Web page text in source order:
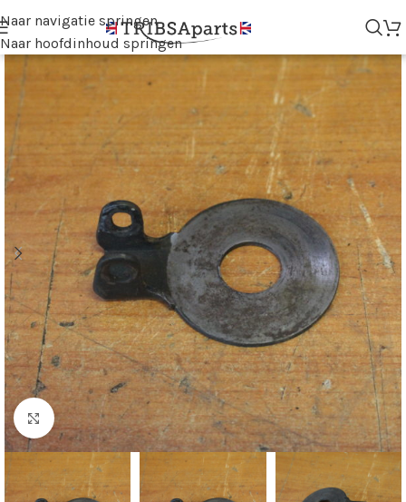
Naar navigatie springen
Naar hoofdinhoud springen
Klik voor vergroting